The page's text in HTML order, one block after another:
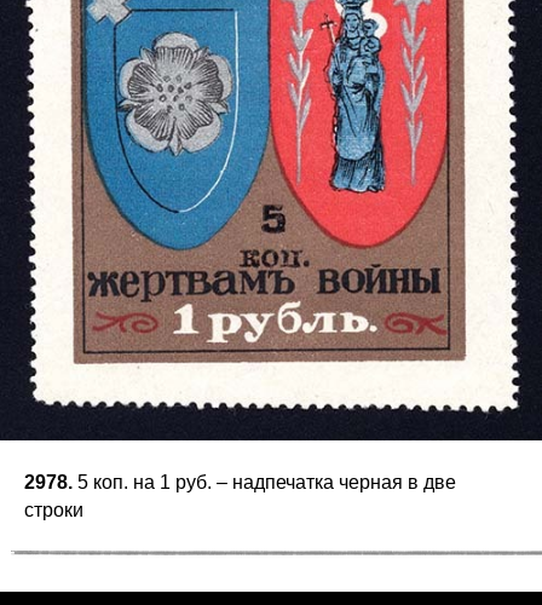
2978. 5 коп. на 1 руб. – надпечатка черная в две
строки